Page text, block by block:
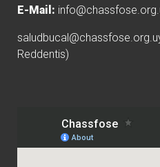
E-Mail:
Reddentis)